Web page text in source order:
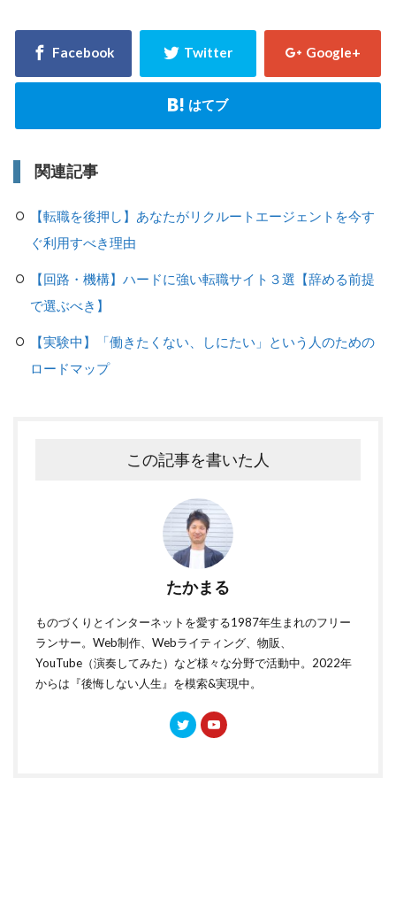
関連記事
【転職を後押し】あなたがリクルートエージェントを今す
ぐ利用すべき理由
【回路・機構】ハードに強い転職サイト３選【辞める前提
で選ぶべき】
【実験中】「働きたくない、しにたい」という人のための
ロードマップ
この記事を書いた人
たかまる
ものづくりとインターネットを愛する1987年生まれのフリー
ランサー。Web制作、Webライティング、物販、
YouTube（演奏してみた）など様々な分野で活動中。2022年
からは『後悔しない人生』を模索&実現中。